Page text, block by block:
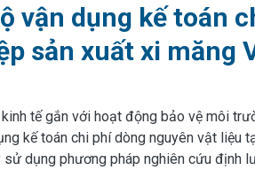
vận dụng kế toán
sản xuất xi măng
tế gắn với hoạt động bảo vệ môi
kế toán chi phí dòng nguyên vật liệu
sử dụng phương pháp nghiên cứu định